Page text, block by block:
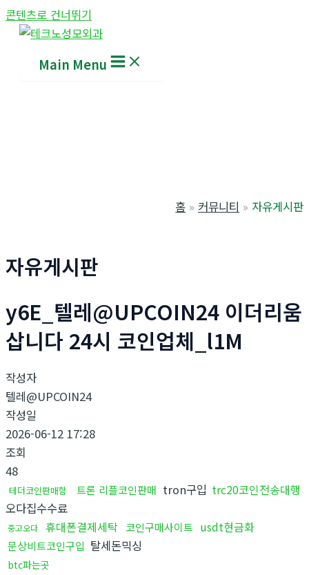
콘텐츠로 건너뛰기
Main Menu
홈 커뮤니티 자유게시판
자유게시판
y6E_텔레@UPCOIN24 이더리움
삽니다 24시 코인업체_l1M
작성자
텔레@UPCOIN24
작성일
2026-06-12 17:28
조회
48
테더코인판매함 트론 리플코인판매 tron구입 trc20코인전송대행
오다집수수료
중고오다 휴대폰결제세탁 코인구매사이트 usdt현금화
문상비트코인구입 탈세돈믹싱
btc파는곳